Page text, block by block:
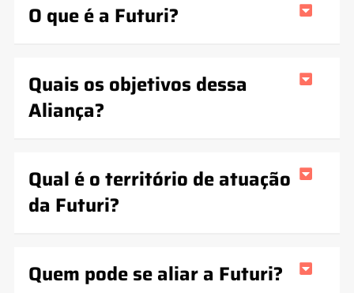
O que é a Futuri?
Quais os objetivos dessa
Aliança?
Qual é o território de atuação
da Futuri?
Quem pode se aliar a Futuri?